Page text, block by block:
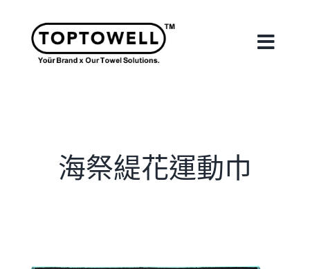
Toggle
關於我們
海祭緹花運動巾